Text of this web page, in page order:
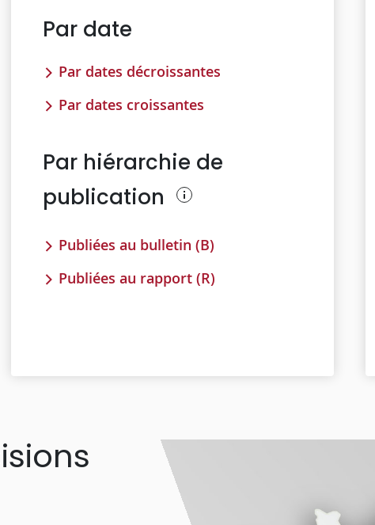
Par date
Par dates décroissantes
Par dates croissantes
Par hiérarchie de
publication
Publiées au bulletin (B)
Publiées au rapport (R)